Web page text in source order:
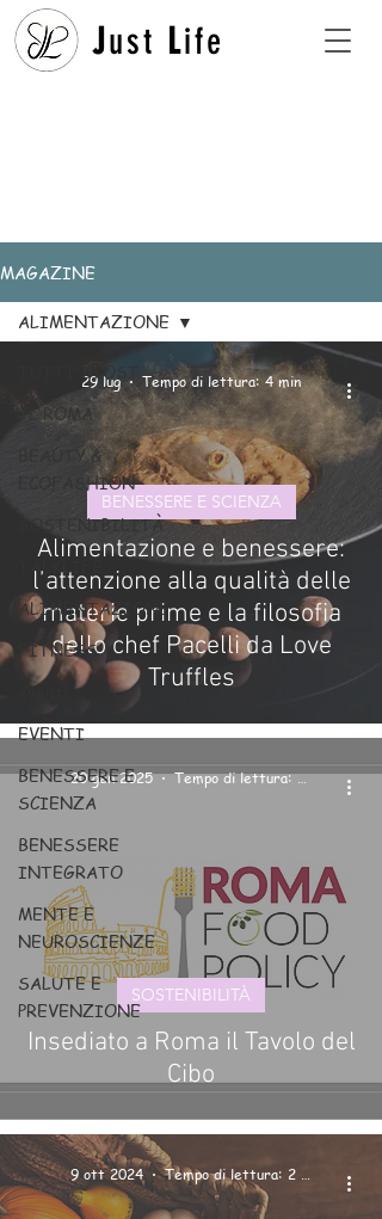
Just Life
MAGAZINE
TUTTI I POST
JL ROMA
BEAUTY &
ECOFASHION
SOSTENIBILITÀ
TALKLIFE
ALIMENTAZIONE
FITNESS
eventi
EVENTI
BENESSERE E
SCIENZA
BENESSERE
INTEGRATO
MENTE E
NEUROSCIENZE
SALUTE E
PREVENZIONE
ALIMENTAZIONE
Alimentazione e benessere:
l’attenzione alla qualità delle
materie prime e la filosofia
dello chef Pacelli da Love
Truffles
BENESSERE E SCIENZA
29 lug Tempo di lettura: 4 min
Insediato a Roma il Tavolo del
Cibo
SOSTENIBILITÀ
20 gen 2025 Tempo di lettura: 2 min
9 ott 2024 Tempo di lettura: 2 min